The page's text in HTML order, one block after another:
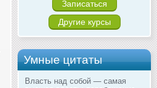
Записаться
Другие курсы
Умные цитаты
Власть над собой — самая